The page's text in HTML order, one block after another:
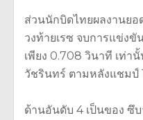
ส่วนนักบิดไทยผลงานย
วงท้ายเรซ จบการแข่ง
เพียง 0.708 วินาที เท่
วัชรินทร์ ตามหลังแชมป์
ด้านอันดับ 4 เป็นของ ซึ